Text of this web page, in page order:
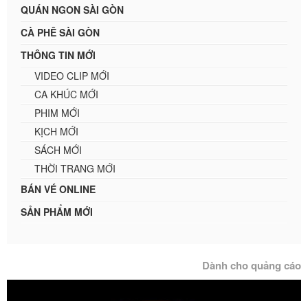
QUÁN NGON SÀI GÒN
CÀ PHÊ SÀI GÒN
THÔNG TIN MỚI
VIDEO CLIP MỚI
CA KHÚC MỚI
PHIM MỚI
KỊCH MỚI
SÁCH MỚI
THỜI TRANG MỚI
BÁN VÉ ONLINE
SẢN PHẨM MỚI
Dành cho quảng cáo